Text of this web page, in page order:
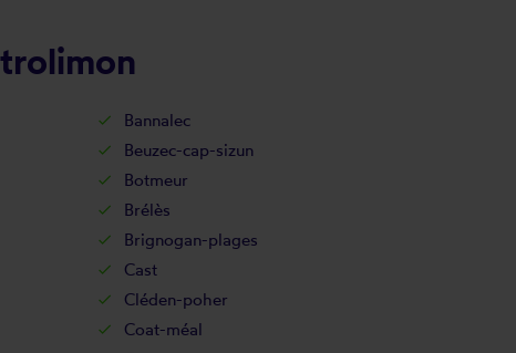
Bannalec
Beuzec-cap-sizun
Botmeur
Brélès
Brignogan-plages
Cast
Cléden-poher
Coat-méal